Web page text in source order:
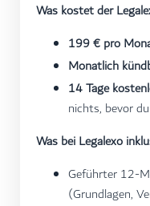
Was kostet der
199 € pro
Monatlich
14 Tage
nichts, bevor
Was bei Legalexo
Geführter 12-
(Grundlagen,